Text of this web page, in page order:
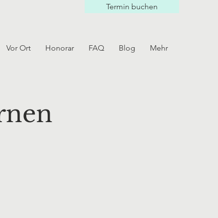
Termin buchen
Vor Ort Honorar FAQ Blog Mehr